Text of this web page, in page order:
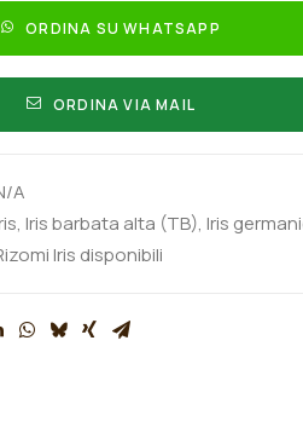
ORDINA SU WHATSAPP
ORDINA VIA MAIL
A
, Iris barbata alta (TB), Iris
Iris disponibili